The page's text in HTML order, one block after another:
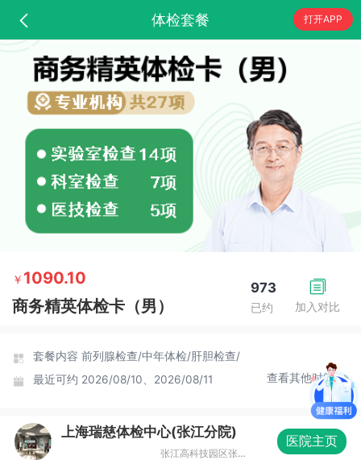
体检套餐 打开APP
加入对比
973
已约
￥ 1090.10
商务精英体检卡（男）
套餐内容 前列腺检查/中年体检/肝胆检查/
最近可约 2026/08/10、2026/08/11 查看其他时间
上海瑞慈体检中心(张江分院)
张江高科技园区张东路1388号15号楼
医院主页